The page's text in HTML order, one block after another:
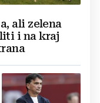
ali zelena
i na kraj